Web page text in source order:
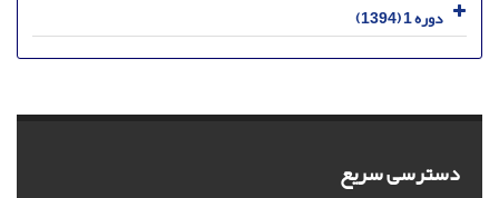
دوره 1 (1394)
دسترسی سریع